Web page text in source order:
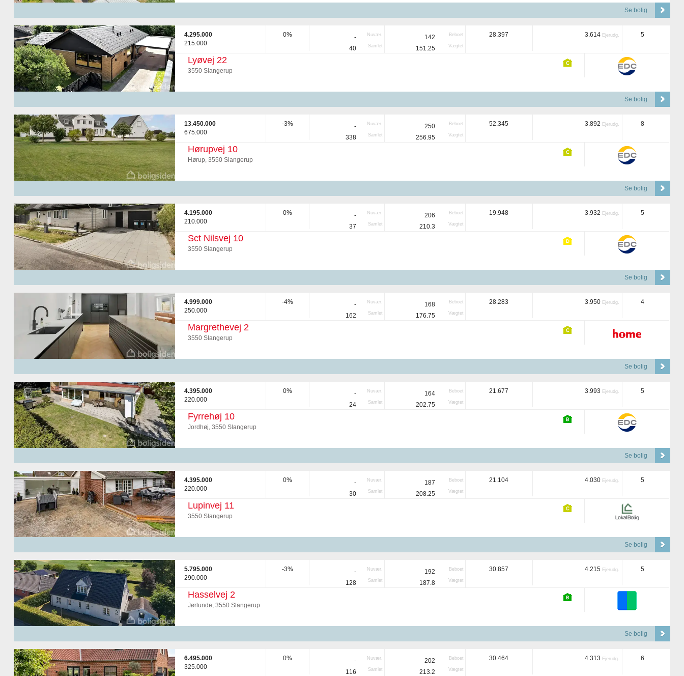
Se bolig
4.295.000
215.000
0% - Nuvær.
40 Samlet
142 Beboet
151.25 Vægtet
28.397 3.614 Ejerudg. 5
Lyøvej 22
3550 Slangerup
Se bolig
13.450.000
675.000
-3% - Nuvær.
338 Samlet
250 Beboet
256.95 Vægtet
52.345 3.892 Ejerudg. 8
Hørupvej 10
Hørup, 3550 Slangerup
Se bolig
4.195.000
210.000
0% - Nuvær.
37 Samlet
206 Beboet
210.3 Vægtet
19.948 3.932 Ejerudg. 5
Sct Nilsvej 10
3550 Slangerup
Se bolig
4.999.000
250.000
-4% - Nuvær.
162 Samlet
168 Beboet
176.75 Vægtet
28.283 3.950 Ejerudg. 4
Margrethevej 2
3550 Slangerup
Se bolig
4.395.000
220.000
0% - Nuvær.
24 Samlet
164 Beboet
202.75 Vægtet
21.677 3.993 Ejerudg. 5
Fyrrehøj 10
Jordhøj, 3550 Slangerup
Se bolig
4.395.000
220.000
0% - Nuvær.
30 Samlet
187 Beboet
208.25 Vægtet
21.104 4.030 Ejerudg. 5
Lupinvej 11
3550 Slangerup
Se bolig
5.795.000
290.000
-3% - Nuvær.
128 Samlet
192 Beboet
187.8 Vægtet
30.857 4.215 Ejerudg. 5
Hasselvej 2
Jørlunde, 3550 Slangerup
Se bolig
6.495.000
325.000
0% - Nuvær.
116 Samlet
202 Beboet
213.2 Vægtet
30.464 4.313 Ejerudg. 6